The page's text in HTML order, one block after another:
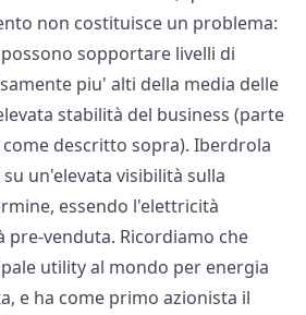
non costituisce un problema:
sopportare livelli di
piu' alti della media delle
stabilità del business (parte
descritto sopra). Iberdrola
un'elevata visibilità sulla
essendo l'elettricità
pre-venduta. Ricordiamo che
utility al mondo per energia
e ha come primo azionista il